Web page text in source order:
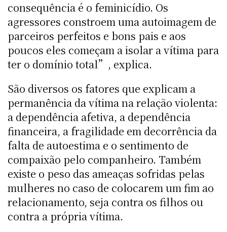
consequência é o feminicídio. Os
agressores constroem uma autoimagem de
parceiros perfeitos e bons pais e aos
poucos eles começam a isolar a vítima para
ter o domínio total”, explica.
São diversos os fatores que explicam a
permanência da vítima na relação violenta:
a dependência afetiva, a dependência
financeira, a fragilidade em decorrência da
falta de autoestima e o sentimento de
compaixão pelo companheiro. Também
existe o peso das ameaças sofridas pelas
mulheres no caso de colocarem um fim ao
relacionamento, seja contra os filhos ou
contra a própria vítima.